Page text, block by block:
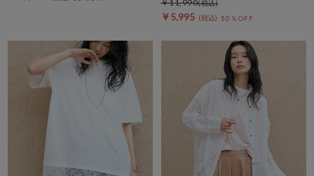
￥5,995 50％OFF
￥11,990